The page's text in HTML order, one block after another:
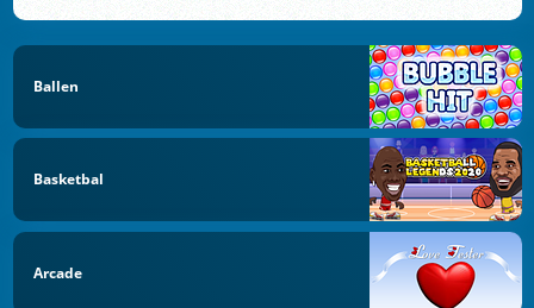
Ballen
Basketbal
Arcade